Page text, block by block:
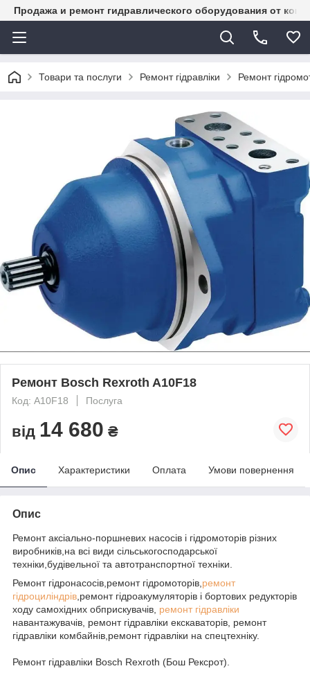
Продажа и ремонт гидравлического оборудования от
Товари та послуги Ремонт гідравліки Ремонт
Ремонт Bosch Rexroth A10F18
Код: A10F18 Послуга
від 14 680 ₴
Опис Характеристики Оплата Умови повернення
Опис
Ремонт аксіально-поршневих насосів і гідромоторів різних
виробників,на всі види сільськогосподарської
техніки,будівельної та автотранспортної техніки.
Ремонт гідронасосів,ремонт гідромоторів, ремонт
гідроциліндрів ,ремонт гідроакумуляторів і бортових редукторів
ходу самохідних обприскувачів, ремонт гідравліки
навантажувачів, ремонт гідравліки екскаваторів, ремонт
гідравліки комбайнів,ремонт гідравліки на спецтехніку.
Ремонт гідравліки Bosch Rexroth (Бош Рексрот).